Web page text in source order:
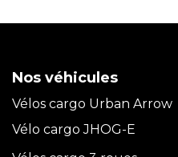
Nos véhicules
Vélos cargo Urban Arrow
Vélo cargo JHOG-E